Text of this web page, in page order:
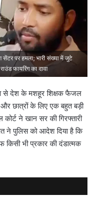
पर हमला; भारी संख्या में जुटे
फायरिंग का दावा
से देश के मशहूर शिक्षक फैजल
छात्रों के लिए एक बहुत बड़ी
ने खान सर की गिरफ्तारी
ने पुलिस को आदेश दिया है कि
भी प्रकार की दंडात्मक